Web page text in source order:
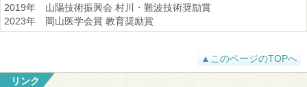
2019年 山陽技術振興会 村川・難波技術奨励賞
2023年 岡山医学会賞 教育奨励賞
▲このページのTOPへ
リンク